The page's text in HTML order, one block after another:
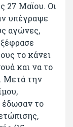
27 Μαϊου. Οι
υπέγραψε
αγώνες,
το κάνει
και να το
Μετά την
έδωσαν το